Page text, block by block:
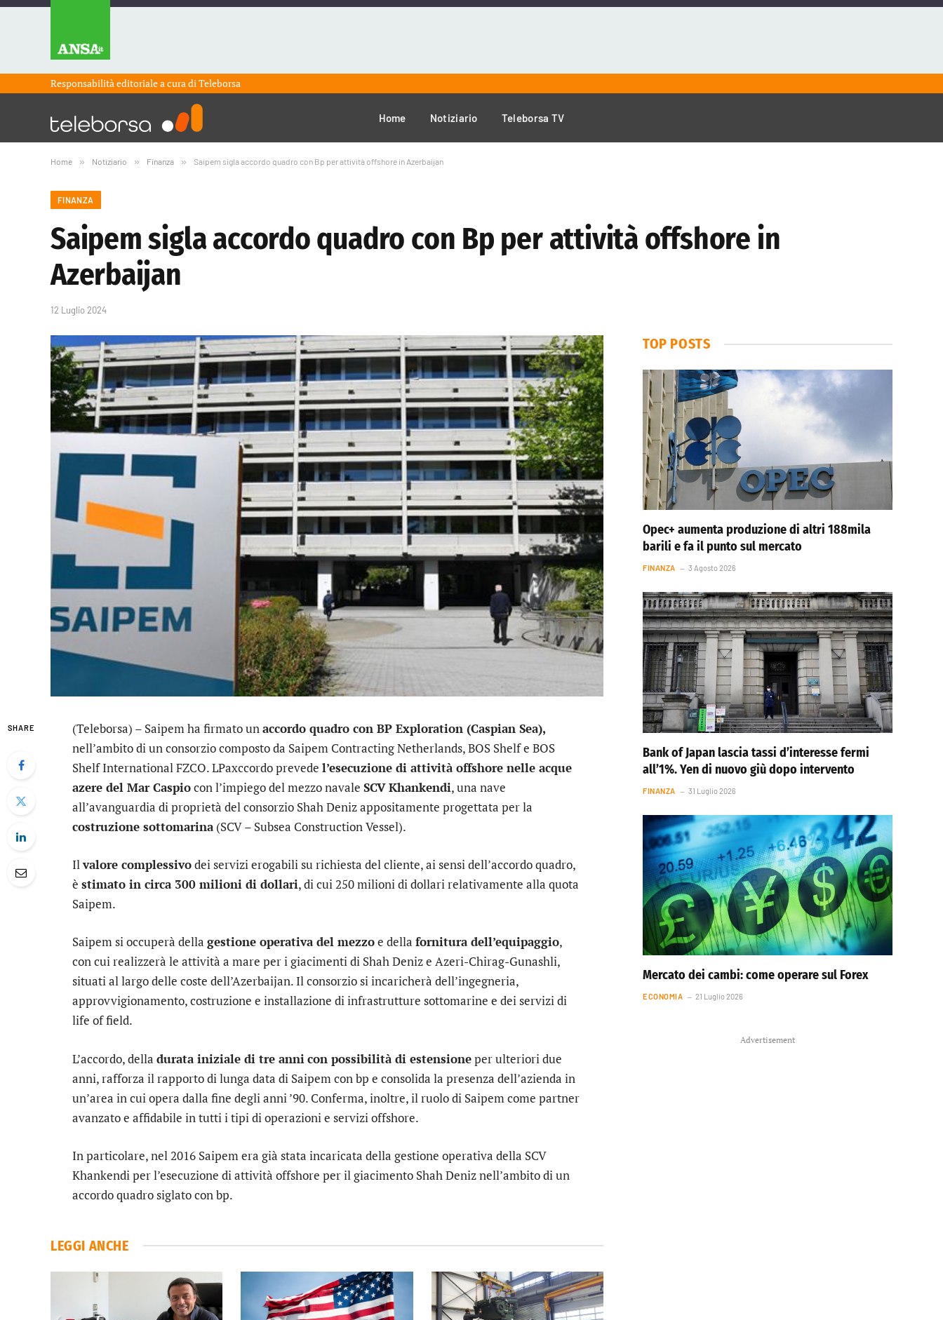
Responsabilità editoriale a cura diTeleborsa
Home Notiziario Teleborsa TV
Home » Notiziario » Finanza » Saipem sigla accordo quadro con Bp per attività offshore in Azerbaijan
FINANZA
Saipem sigla accordo quadro con Bp per attività offshore in
Azerbaijan
12 Luglio 2024
SHARE (Teleborsa) – Saipemha firmato unaccordo quadro con BP Exploration (Caspian Sea),
nell’ambito di un consorzio composto da Saipem Contracting Netherlands, BOS Shelf e BOS
Shelf International FZCO. LPaxccordo prevede l’esecuzione di attività offshore nelle acque
azere del Mar Caspiocon l’impiego del mezzo navale SCV Khankendi, una nave
all’avanguardia di proprietà del consorzio Shah Deniz appositamente progettata per la
costruzione sottomarina(SCV – Subsea Construction Vessel).
Ilvalore complessivodei servizi erogabili su richiesta del cliente, ai sensi dell’accordo quadro,
è stimato in circa 300 milioni di dollari, di cui 250 milioni di dollari relativamente alla quota
Saipem.
Saipem si occuperà della gestione operativa del mezzoe della fornitura dell’equipaggio,
con cui realizzerà le attività a mare per i giacimenti di Shah Deniz e Azeri-Chirag-Gunashli,
situati al largo delle coste dell’Azerbaijan. Il consorzio si incaricherà dell’ingegneria,
approvvigionamento, costruzione e installazione di infrastrutture sottomarine e dei servizi di
life of field.
L’accordo, della durata iniziale di tre anni con possibilità di estensioneper ulteriori due
anni, rafforza il rapporto di lunga data di Saipem con bp e consolida la presenza dell’azienda in
un’area in cui opera dalla fine degli anni ’90. Conferma, inoltre, il ruolo di Saipem come partner
avanzato e affidabile in tutti i tipi di operazioni e servizi offshore.
In particolare, nel 2016 Saipem era già stata incaricata della gestione operativa della SCV
Khankendi per l’esecuzione di attività offshore per il giacimento Shah Deniz nell’ambito di un
accordo quadro siglato con bp.
LEGGI ANCHE
TOP POSTS
Opec+ aumenta produzione di altri 188mila
barili e fa il punto sul mercato
FINANZA 3 Agosto 2026
Bank of Japan lascia tassi d’interesse fermi
all’1%. Yen di nuovo giù dopo intervento
FINANZA 31 Luglio 2026
Mercato dei cambi: come operare sul Forex
ECONOMIA 21 Luglio 2026
Advertisement